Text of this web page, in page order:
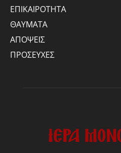
ΕΠΙΚΑΙΡΟΤΗΤΑ
ΘΑΥΜΑΤΑ
ΑΠΟΨΕΙΣ
ΠΡΟΣΕΥΧΕΣ